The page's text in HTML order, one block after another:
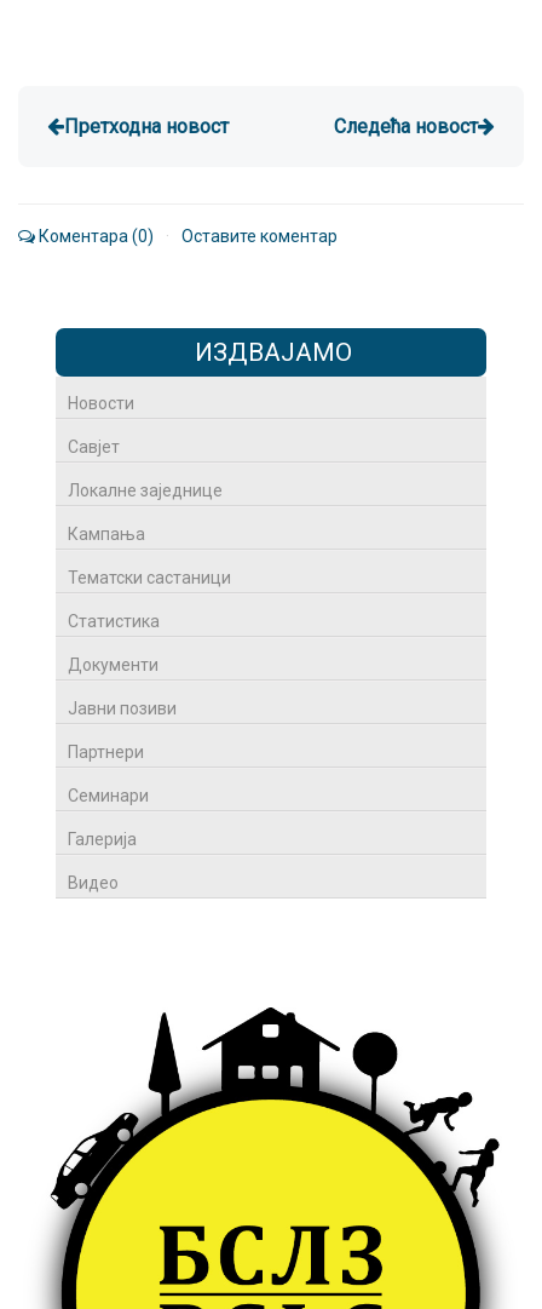
Претходна новост Следећа новост
Коментара (0) · Оставите коментар
ИЗДВАЈАМО
Новости
Савјет
Локалне заједнице
Кампања
Тематски састаници
Статистика
Документи
Јавни позиви
Партнери
Семинари
Галерија
Видео